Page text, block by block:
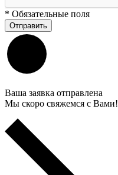
* Обязательные поля
Отправить
Ваша заявка отправлена
Мы скоро свяжемся с Вами!